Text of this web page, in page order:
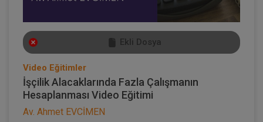
Ekli Dosya
Video Eğitimler
İşçilik Alacaklarında Fazla Çalışmanın
Hesaplanması Video Eğitimi
Av. Ahmet EVCİMEN